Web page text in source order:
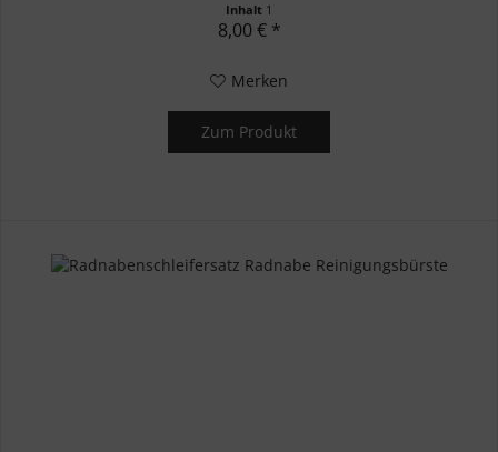
Inhalt 1
8,00 € *
Merken
Zum Produkt